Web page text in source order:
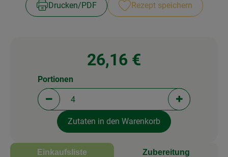
Drucken​/​PDF Rezept speichern
26,16 €
Portionen verringern (aktuell 4 Portionen
Portionen
Portionen
Zutaten in den Warenkorb
Einkaufsliste Zubereitung